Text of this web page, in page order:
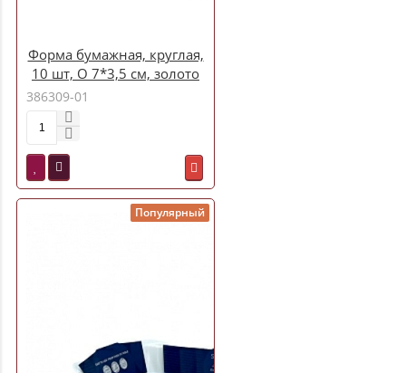
Форма бумажная, круглая,
10 шт, O 7*3,5 см, золото
MARMITON /36 17397
386309-01
Популярный